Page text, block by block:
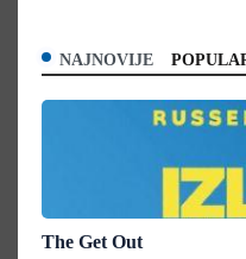
NAJNOVIJE
The Get Out